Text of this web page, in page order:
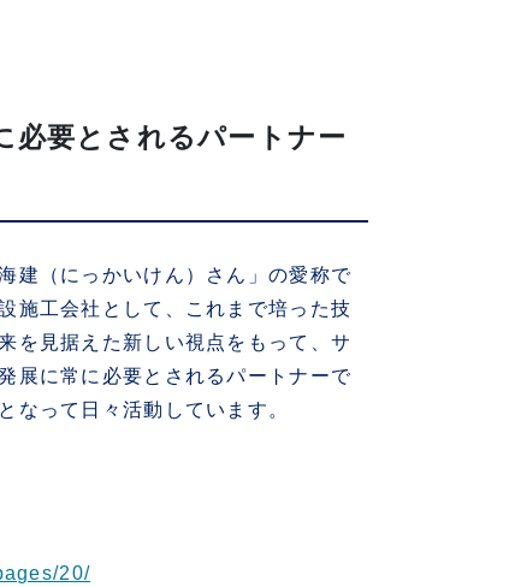
必要とされるパートナー
建（にっかいけん）さん」の愛称で
施工会社として、これまで培った技
を見据えた新しい視点をもって、サ
展に常に必要とされるパートナーで
なって日々活動しています。
20/